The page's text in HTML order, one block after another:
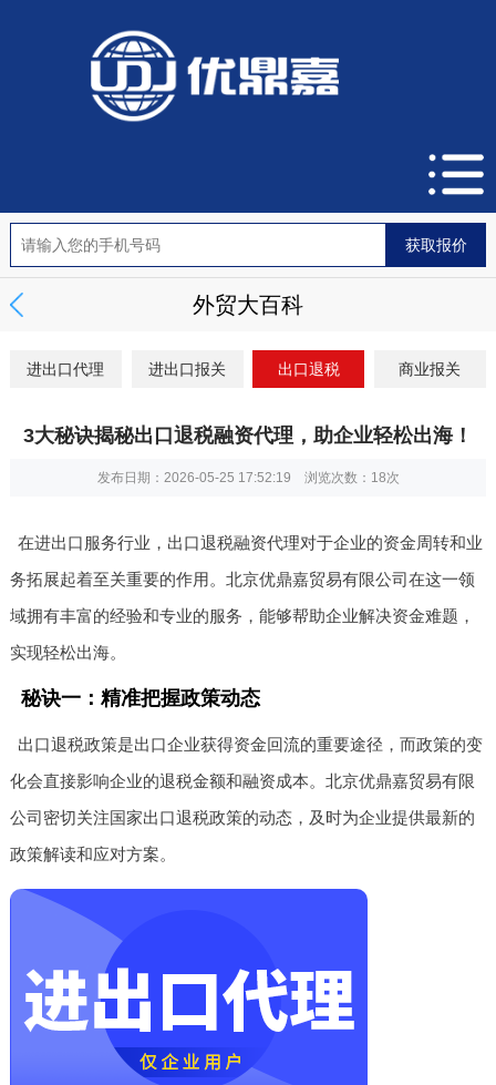
外贸大百科
进出口代理 进出口报关 出口退税 商业报关
3大秘诀揭秘出口退税融资代理，助企业轻松出海！
发布日期：2026-05-25 17:52:19 浏览次数： 18次
在进出口服务行业，出口退税融资代理对于企业的资金周转和业
务拓展起着至关重要的作用。北京优鼎嘉贸易有限公司在这一领
域拥有丰富的经验和专业的服务，能够帮助企业解决资金难题，
实现轻松出海。
秘诀一：精准把握政策动态
出口退税政策是出口企业获得资金回流的重要途径，而政策的变
化会直接影响企业的退税金额和融资成本。北京优鼎嘉贸易有限
公司密切关注国家出口退税政策的动态，及时为企业提供最新的
政策解读和应对方案。